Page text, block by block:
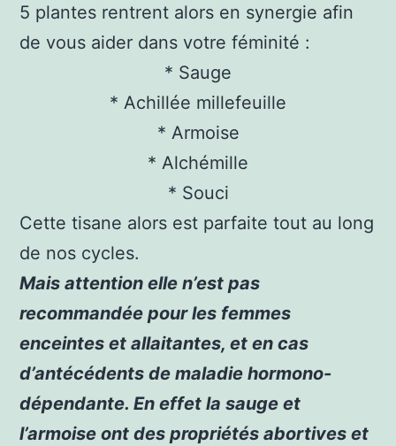
5 plantes rentrent alors en synergie afin
de vous aider dans votre féminité :
* Sauge
* Achillée millefeuille
* Armoise
* Alchémille
* Souci
Cette tisane alors est parfaite tout au long
de nos cycles.
Mais attention elle n’est pas
recommandée pour les femmes
enceintes et allaitantes, et en cas
d’antécédents de maladie hormono-
dépendante. En effet la sauge et
l’armoise ont des propriétés abortives et